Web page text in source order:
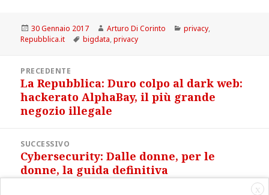
Scritto
il
30 Gennaio 2017 Autore
Arturo Di Corinto Categorie
privacy,
Repubblica.it
Tag
bigdata,privacy
articoliPRECEDENTE
Articolo
precedente:
La Repubblica: Duro colpo al dark web:
hackerato AlphaBay, il più grande
negozio illegale
SUCCESSIVO
Articolo
successivo:
Cybersecurity: Dalle donne, per le
donne, la guida definitiva
X